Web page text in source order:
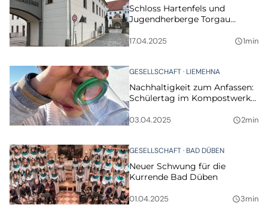
Schloss Hartenfels und
Jugendherberge Torgau
17.04.2025 query_builder1min
GESELLSCHAFT LIEMEHNA
Nachhaltigkeit zum Anfassen:
Schülertag im Kompostwerk
Grundschüler
03.04.2025 query_builder2min
GESELLSCHAFT BAD DÜBEN
Neuer Schwung für die
Kurrende Bad Düben
01.04.2025 query_builder3min